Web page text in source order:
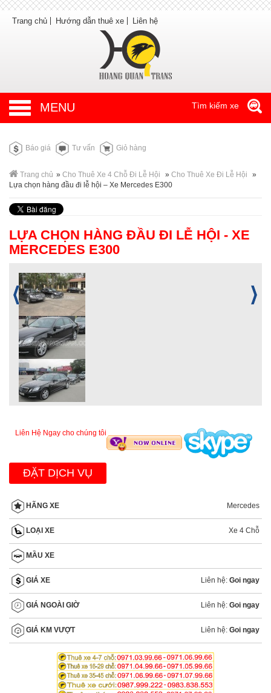
Trang chủ Hướng dẫn thuê xe Liên hệ
MENU Tìm kiếm xe
Báo giá Tư vấn Giỏ hàng
Trang chủ » Cho Thuê Xe 4 Chỗ Đi Lễ Hội » Cho Thuê Xe Đi Lễ Hội
»
Lựa chọn hàng đầu đi lễ hội – Xe Mercedes E300
LỰA CHỌN HÀNG ĐẦU ĐI LỄ HỘI - XE
MERCEDES E300
Liên Hệ Ngay cho chúng tôi
ĐẶT DỊCH VỤ
HÃNG XE Mercedes
LOẠI XE Xe 4 Chỗ
MẦU XE
GIÁ XE Liên hệ: Goi ngay
GIÁ NGOÀI GIỜ Liên hệ: Goi ngay
GIÁ KM VƯỢT Liên hệ: Goi ngay